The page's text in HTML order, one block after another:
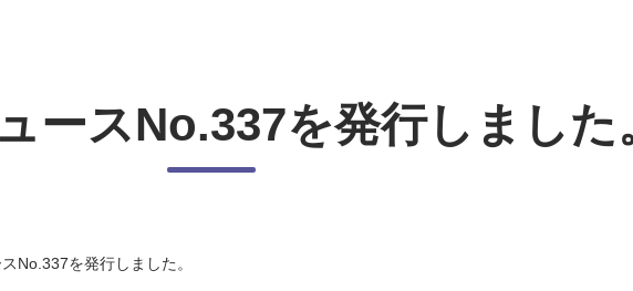
ースNo.337を発行しました
No.337を発行しました。